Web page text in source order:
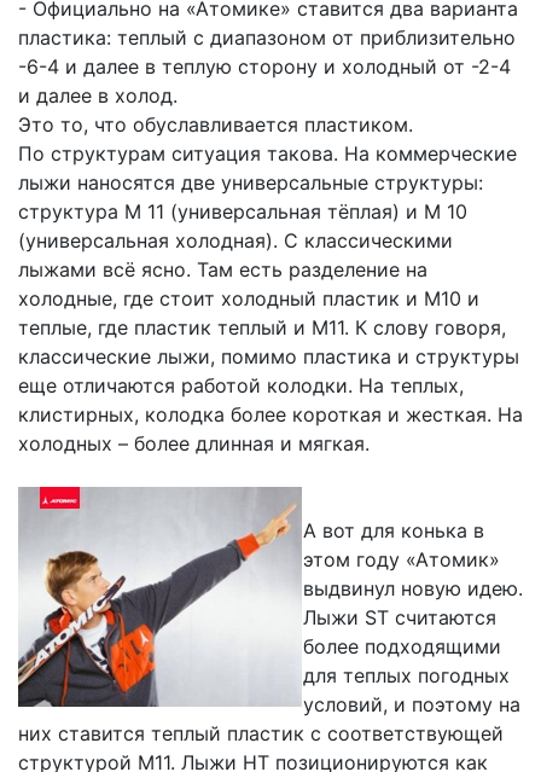
- Официально на «Атомике» ставится два варианта
пластика: теплый с диапазоном от приблизительно
-6-4 и далее в теплую сторону и холодный от -2-4
и далее в холод.
Это то, что обуславливается пластиком.
По структурам ситуация такова. На коммерческие
лыжи наносятся две универсальные структуры:
структура М 11 (универсальная тёплая) и М 10
(универсальная холодная). С классическими
лыжами всё ясно. Там есть разделение на
холодные, где стоит холодный пластик и М10 и
теплые, где пластик теплый и М11. К слову говоря,
классические лыжи, помимо пластика и структуры
еще отличаются работой колодки. На теплых,
клистирных, колодка более короткая и жесткая. На
холодных – более длинная и мягкая.
А вот для конька в
этом году «Атомик»
выдвинул новую идею.
Лыжи ST считаются
более подходящими
для теплых погодных
условий, и поэтому на
них ставится теплый пластик с соответствующей
структурой М11. Лыжи НТ позиционируются как